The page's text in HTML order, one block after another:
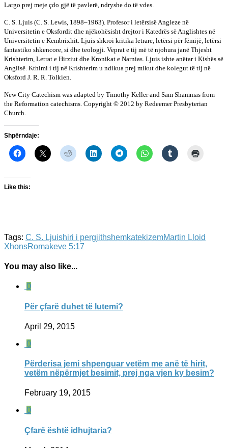
Largo prej meje çdo gjë të pavlerë, ndryshe do të vdes.
C. S. Ljuis (C. S. Lewis, 1898–1963). Profesor i letërsisë Angleze në
Universitetin e Oksfordit dhe njëkohësisht drejtor i Katedrës së Anglishtes në
Universitetin e Kembrixhit. Ljuis shkroi kritika letrare, letërsi për fëmijë, letërsi
fantastiko shkencore, si dhe teologji. Veprat e tij më të njohura janë Thjesht
Krishterim, Letrat e Hirziut dhe Kronikat e Narnias. Ljuis ishte anëtar i Kishës së
Anglisë. Kthimi i tij në Krishterim u ndikua prej mikut dhe kolegut të tij në
Oksford J. R. R. Tolkien.
New City Catechism was adapted by Timothy Keller and Sam Shammas from
the Reformation catechisms. Copyright © 2012 by Redeemer Presbyterian
Church.
Shpërndaje:
Like this:
Tags: C. S. Ljuishiri i pergjithshemkatekizemMartin Lloid
XhonsRomakeve 5:17
You may also like...
0
Për çfarë duhet të lutemi?
April 29, 2015
0
Përderisa jemi shpenguar vetëm me anë të hirit,
vetëm nëpërmjet besimit, prej nga vjen ky besim?
February 19, 2015
0
Çfarë është idhujtaria?